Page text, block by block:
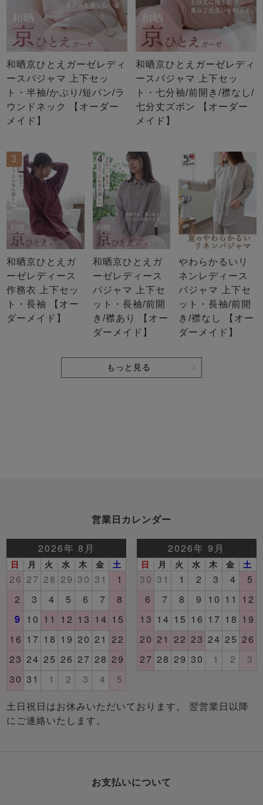
和晒京ひとえガーゼレディ
ースパジャマ 上下セッ
ト・半袖/かぶり/短パン/ラ
ウンドネック 【オーダー
メイド】
和晒京ひとえガーゼレディ
ースパジャマ 上下セッ
ト・七分袖/前開き/襟なし/
七分丈ズボン 【オーダー
メイド】
3
和晒京ひとえガ
ーゼレディース
作務衣 上下セッ
ト・長袖 【オー
ダーメイド】
4
和晒京ひとえガ
ーゼレディース
パジャマ 上下セ
ット・長袖/前開
き/襟あり 【オー
ダーメイド】
5
やわらかるいリ
ネンレディース
パジャマ 上下セ
ット・長袖/前開
き/襟なし 【オー
ダーメイド】
もっと見る
営業日カレンダー
土日祝日はお休みいただいております。 翌営業日以降
にご連絡いたします。
お支払いについて